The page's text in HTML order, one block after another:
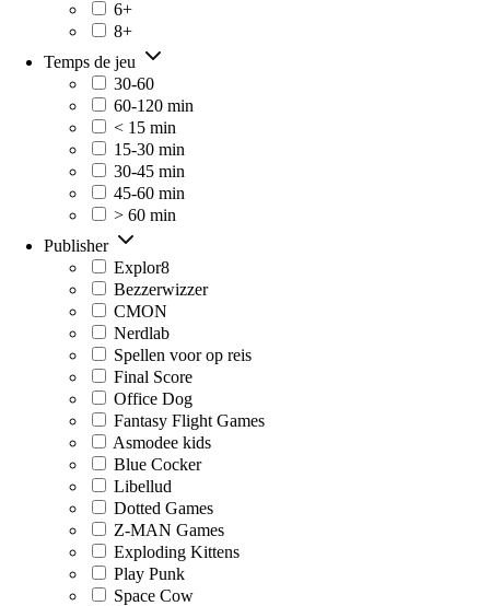
6+
8+
Temps de jeu
30-60
60-120 min
< 15 min
15-30 min
30-45 min
45-60 min
> 60 min
Publisher
Explor8
Bezzerwizzer
CMON
Nerdlab
Spellen voor op reis
Final Score
Office Dog
Fantasy Flight Games
Asmodee kids
Blue Cocker
Libellud
Dotted Games
Z-MAN Games
Exploding Kittens
Play Punk
Space Cow